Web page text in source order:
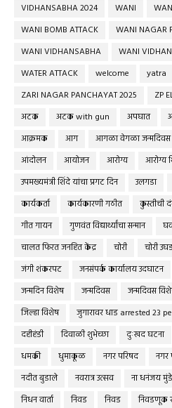
VIDHANSABHA 2024
WANI
WANI BOMB ATTACK
WANI NAGAR
WANI VIDHANSABHA
WANI
WATER ATTACK
welcome
yatra
ZARI NAGAR PANCHAYAT 2025
ZP
अटक
अटक with gun अपघात
आक्रमक
आग आगळा वेगळा जन्मदिवस
आंदोलन
आयोजन आरोग्य आरोग्य
उपमख्यमंत्री शिंदे यांचा प्रगट दिन
उलगडा
कार्यकर्ता
कार्यकारणी गठीत कुस्तीची
गीत गायन
गुणवंत विद्यार्थ्यांचा सन्मान
चालत फिरत जनहित केंद्र
चोरी चोरी
जंगी शंकरपट
जनसंपर्क कार्यालय उदघाटन
जन्मदिन विशेष
जन्मदिवस जन्मदिवस
जिल्हा विशेष
जुगारावर धाड arrested 23
दहीहंडी
दिवाळी शुभेच्छा दुःखद घटना
धमकी
धुमाकूळ नगर परिषद
नगर
नदीत बुडाले
नवरात्र उत्सव ना धनंजय
निधन वार्ता
निवड निवड निवडणूक